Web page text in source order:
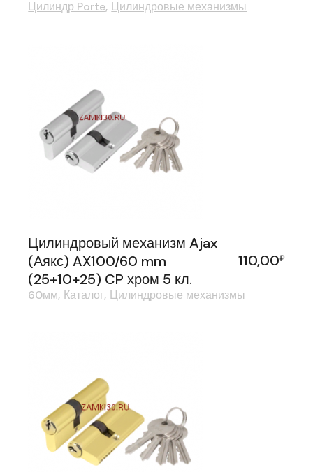
Цилиндр Porte Цилиндровые механизмы
Цилиндровый механизм Ajax
(Аякс) AX100/60 mm
(25+10+25) CP хром 5 кл.
110,00₽
60мм Каталог Цилиндровые механизмы